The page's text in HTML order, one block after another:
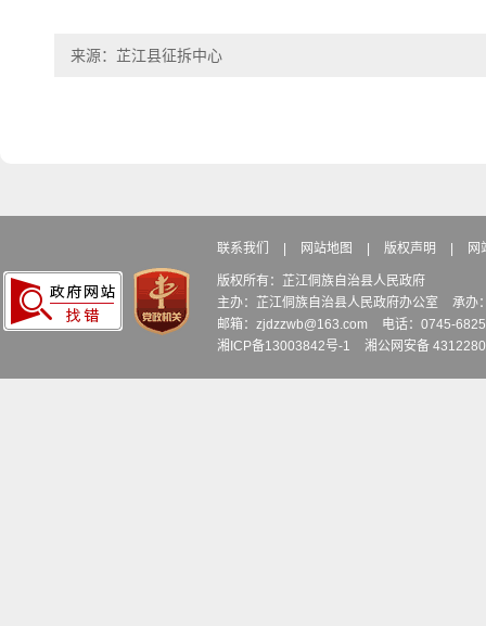
来源：芷江县征拆中心
联系我们 网站地图 版权声明 网
版权所有：芷江侗族自治县人民政府
主办：芷江侗族自治县人民政府办公室
承办
邮箱：zjdzzwb@163.com
电话：0745-
湘ICP备13003842号-1
湘公网安备